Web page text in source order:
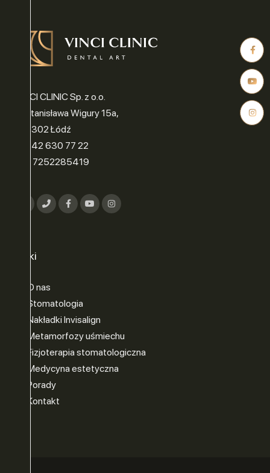
VINCI CLINIC Sp. z o.o.
ul. Stanisława Wigury 15a,
90-302 Łódź
tel.: 42 630 77 22
NIP: 7252285419
Linki
O nas
Stomatologia
Nakładki Invisalign
Metamorfozy uśmiechu
Fizjoterapia stomatologiczna
Medycyna estetyczna
Porady
Kontakt